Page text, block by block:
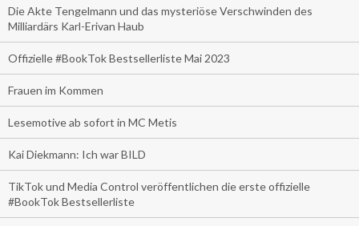
Die Akte Tengelmann und das mysteriöse Verschwinden des
Milliardärs Karl-Erivan Haub
Offizielle #BookTok Bestsellerliste Mai 2023
Frauen im Kommen
Lesemotive ab sofort in MC Metis
Kai Diekmann: Ich war BILD
TikTok und Media Control veröffentlichen die erste offizielle
#BookTok Bestsellerliste